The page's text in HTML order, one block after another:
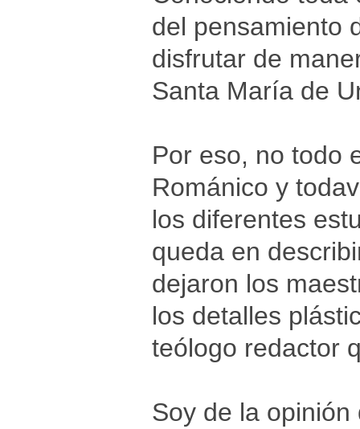
del pensamiento
disfrutar de
Santa María de
Por eso, no todo
Románico y
los diferentes
queda en
dejaron los
los detalles
teólogo redactor
Soy de la